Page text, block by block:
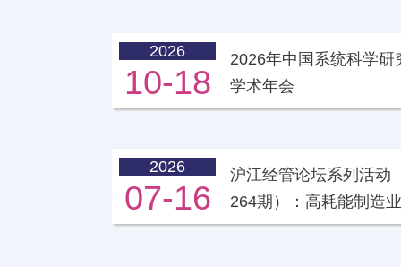
2026
10-18
2026年中国系统科学研
学术年会
2026
07-16
沪江经管论坛系列活动
264期）：高耗能制造
放脱钩问题